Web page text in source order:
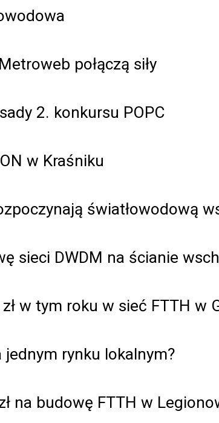
połączą siły
2. konkursu POPC
w Kraśniku
światłowodową
sieci DWDM na ścianie
w tym roku w sieć FTTH w
jednym rynku lokalnym?
na budowę FTTH w